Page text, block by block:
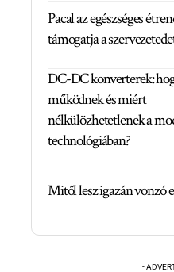
Pacal az egészséges
támogatja a
DC-DC konverterek:
működnek és miért
nélkülözhetetlenek a
technológiában?
Mitől lesz igazán vonzó
-